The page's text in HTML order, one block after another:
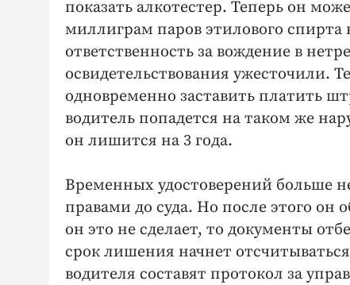
показать алкотестер. Теперь он
миллиграм паров этилового
ответственность за вождение в
освидетельствования ужесточили.
одновременно заставить платить
водитель попадется на таком же
он лишится на 3 года.
Временных удостоверений больше
правами до суда. Но после этого он
он это не сделает, то документы
срок лишения начнет
водителя составят протокол за